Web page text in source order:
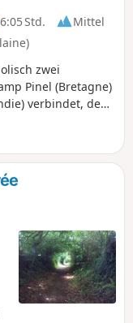
6:05 Std.
Mittel
zwei
Pinel (Bretagne)
verbindet, denn
zwischen den
indem
folgen, um das
ohne dabei die
en-Coglès (das